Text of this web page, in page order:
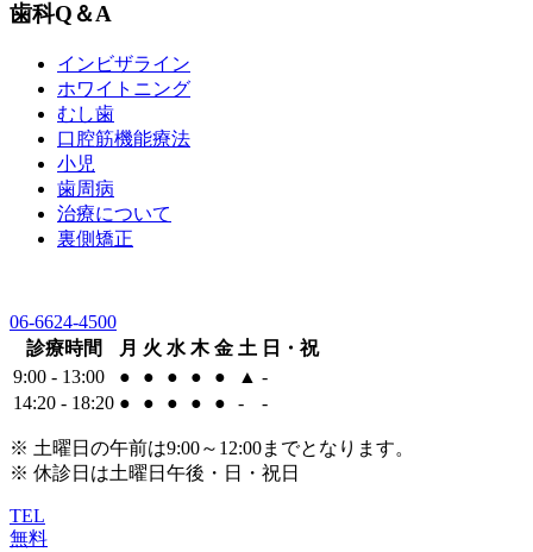
歯科Q＆A
インビザライン
ホワイトニング
むし歯
口腔筋機能療法
小児
歯周病
治療について
裏側矯正
06-6624-4500
診療時間
月 火 水 木 金 土 日・祝
9:00 - 13:00
● ● ● ● ● ▲ -
14:20 - 18:20 ● ● ● ● ● - -
※ 土曜日の午前は9:00～12:00までとなります。
※ 休診日は土曜日午後・日・祝日
TEL
無料